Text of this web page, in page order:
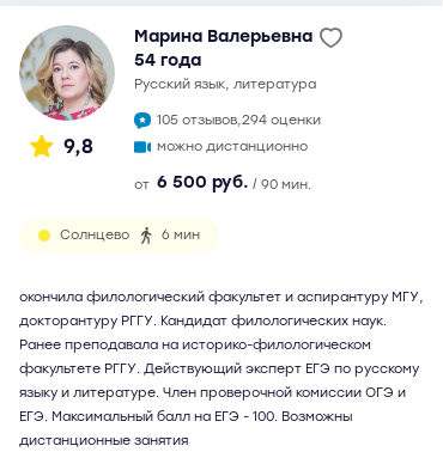
9,8
Марина Валерьевна
54 года
русский язык, литература
105 отзывов,294 оценки
можно дистанционно
от 6 500 руб. / 90 мин.
Солнцево 6 мин
окончила филологический факультет и аспирантуру МГУ,
докторантуру РГГУ. Кандидат филологических наук.
Ранее преподавала на историко-филологическом
факультете РГГУ. Действующий эксперт ЕГЭ по русскому
языку и литературе. Член проверочной комиссии ОГЭ и
ЕГЭ. Максимальный балл на ЕГЭ - 100. Возможны
дистанционные занятия